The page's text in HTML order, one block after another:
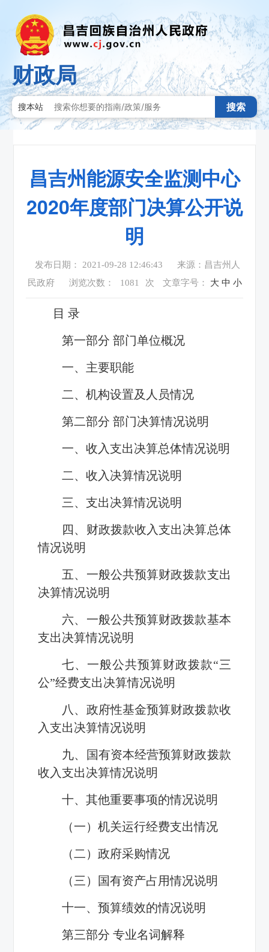
财政局
搜本站 搜索
昌吉州能源安全监测中心
2020年度部门决算公开说
明
发布日期： 2021-09-28 12:46:43
来源：昌吉州人
民政府
浏览次数： 1081 次 文章字号： 大 中 小
目 录
第一部分 部门单位概况
一、主要职能
二、机构设置及人员情况
第二部分 部门决算情况说明
一、收入支出决算总体情况说明
二、收入决算情况说明
三、支出决算情况说明
四、财政拨款收入支出决算总体
情况说明
五、一般公共预算财政拨款支出
决算情况说明
六、一般公共预算财政拨款基本
支出决算情况说明
七、一般公共预算财政拨款“三
公”经费支出决算情况说明
八、政府性基金预算财政拨款收
入支出决算情况说明
九、国有资本经营预算财政拨款
收入支出决算情况说明
十、其他重要事项的情况说明
（一）机关运行经费支出情况
（二）政府采购情况
（三）国有资产占用情况说明
十一、预算绩效的情况说明
第三部分 专业名词解释